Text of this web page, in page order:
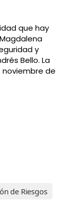
que hay
y
Bello. La
noviembre de
de Riesgos